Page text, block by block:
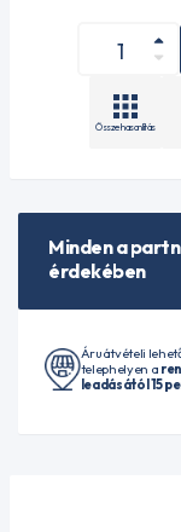
Összehasonlítás
Minden a
érdekében
Áruátvételi
telephelyen a
leadásától 15